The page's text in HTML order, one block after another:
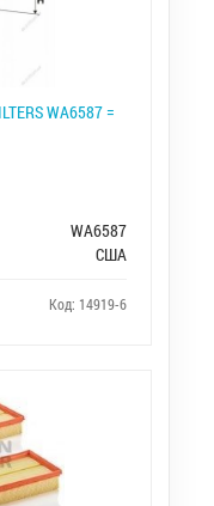
WA6587 =
WA6587
США
Код: 14919-6